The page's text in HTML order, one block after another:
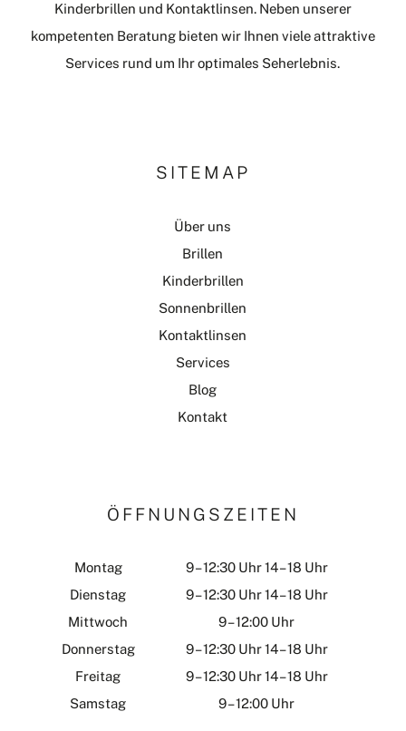
Kinderbrillen und Kontaktlinsen. Neben unserer
kompetenten Beratung bieten wir Ihnen viele attraktive
Services rund um Ihr optimales Seherlebnis.
SITEMAP
Über uns
Brillen
Kinderbrillen
Sonnenbrillen
Kontaktlinsen
Services
Blog
Kontakt
ÖFFNUNGSZEITEN
Montag
9 – 12:30 Uhr 14 – 18 Uhr
Dienstag
9 – 12:30 Uhr 14 – 18 Uhr
Mittwoch
9 – 12:00 Uhr
Donnerstag
9 – 12:30 Uhr 14 – 18 Uhr
Freitag
9 – 12:30 Uhr 14 – 18 Uhr
Samstag
9 – 12:00 Uhr